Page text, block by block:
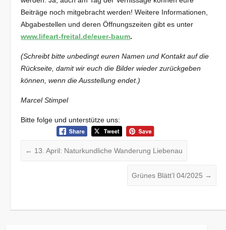
Beiträge noch mitgebracht werden! Weitere Informationen,
Abgabestellen und deren Öffnungszeiten gibt es unter
www.lifeart-freital.de/euer-baum.
(Schreibt bitte unbedingt euren Namen und Kontakt auf die
Rückseite, damit wir euch die Bilder wieder zurückgeben
können, wenn die Ausstellung endet.)
Marcel Stimpel
Bitte folge und unterstütze uns:
← 13. April: Naturkundliche Wanderung Liebenau
Grünes Blätt’l 04/2025 →